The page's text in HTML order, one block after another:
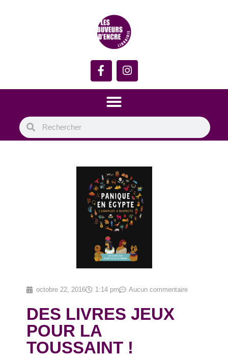
octobre 22, 2016 1:14 pm Aucun commentaire
DES LIVRES JEUX
POUR LA
TOUSSAINT !